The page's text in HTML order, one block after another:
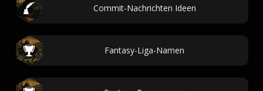
Commit-Nachrichten Ideen
Fantasy-Liga-Namen